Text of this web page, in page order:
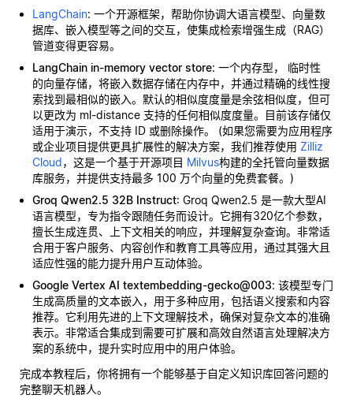
LangChain: 一个开源框架，帮助你协调大语言模型、向量数
据库、嵌入模型等之间的交互，使集成检索增强生成（RAG）
管道变得更容易。
LangChain in-memory vector store: 一个内存型， 临时性
的向量存储，将嵌入数据存储在内存中，并通过精确的线性搜
索找到最相似的嵌入。默认的相似度度量是余弦相似度，但可
以更改为 ml-distance 支持的任何相似度度量。目前该存储仅
适用于演示，不支持 ID 或删除操作。 (如果您需要为应用程序
或企业项目提供更具扩展性的解决方案，我们推荐使用 Zilliz
Cloud，这是一个基于开源项目 Milvus构建的全托管向量数据
库服务，并提供支持最多 100 万个向量的免费套餐。)
Groq Qwen2.5 32B Instruct: Groq Qwen2.5 是一款大型AI
语言模型，专为指令跟随任务而设计。它拥有320亿个参数，
擅长生成连贯、上下文相关的响应，并理解复杂查询。非常适
合用于客户服务、内容创作和教育工具等应用，通过其强大且
适应性强的能力提升用户互动体验。
Google Vertex AI textembedding-gecko@003: 该模型专门
生成高质量的文本嵌入，用于多种应用，包括语义搜索和内容
推荐。它利用先进的上下文理解技术，确保对复杂文本的准确
表示。非常适合集成到需要可扩展和高效自然语言处理解决方
案的系统中，提升实时应用中的用户体验。
完成本教程后，你将拥有一个能够基于自定义知识库回答问题的
完整聊天机器人。